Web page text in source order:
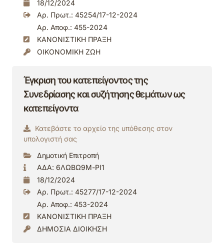
18/12/2024
Αρ. Πρωτ.: 45254/17-12-2024
Αρ. Αποφ.: 455-2024
ΚΑΝΟΝΙΣΤΙΚΗ ΠΡΑΞΗ
ΟΙΚΟΝΟΜΙΚΗ ΖΩΗ
Έγκριση του κατεπείγοντος της
Συνεδρίασης και συζήτησης θεμάτων ως
κατεπείγοντα
Κατεβάστε το αρχείο της υπόθεσης στον
υπολογιστή σας
Δημοτική Επιτροπή
ΑΔΑ: 6ΛΩΒΩ9Μ-ΡΙ1
18/12/2024
Αρ. Πρωτ.: 45277/17-12-2024
Αρ. Αποφ.: 453-2024
ΚΑΝΟΝΙΣΤΙΚΗ ΠΡΑΞΗ
ΔΗΜΟΣΙΑ ΔΙΟΙΚΗΣΗ